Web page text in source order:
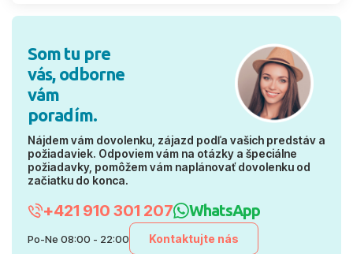
Som tu pre
vás, odborne
vám
poradím.
Nájdem vám dovolenku, zájazd podľa vašich predstáv a
požiadaviek. Odpoviem vám na otázky a špeciálne
požiadavky, pomôžem vám naplánovať dovolenku od
začiatku do konca.
+421 910 301 207 WhatsApp
Po-Ne 08:00 - 22:00 Kontaktujte nás